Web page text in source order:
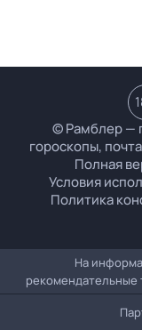
© Рамблер —
гороскопы,
Полная
Условия
Политика
На
рекомендательные